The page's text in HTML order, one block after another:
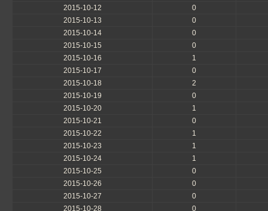
2015-10-12
0
2015-10-13
0
2015-10-14
0
2015-10-15
0
2015-10-16
1
2015-10-17
0
2015-10-18
2
2015-10-19
0
2015-10-20
1
2015-10-21
0
2015-10-22
1
2015-10-23
1
2015-10-24
1
2015-10-25
0
2015-10-26
0
2015-10-27
0
2015-10-28
0